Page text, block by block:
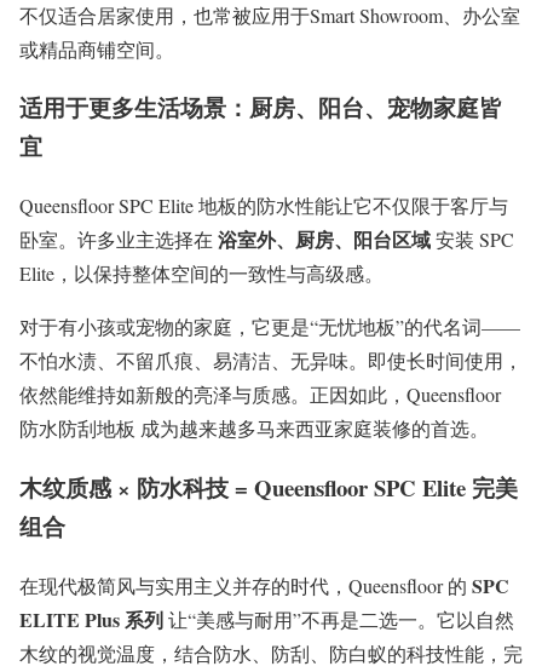
不仅适合居家使用，也常被应用于Smart Showroom、办公室
或精品商铺空间。
适用于更多生活场景：厨房、阳台、宠物家庭皆
宜
Queensfloor SPC Elite 地板的防水性能让它不仅限于客厅与
卧室。许多业主选择在 浴室外、厨房、阳台区域安装 SPC
Elite，以保持整体空间的一致性与高级感。
对于有小孩或宠物的家庭，它更是“无忧地板”的代名词——
不怕水渍、不留爪痕、易清洁、无异味。即使长时间使用，
依然能维持如新般的亮泽与质感。正因如此，Queensfloor
防水防刮地板 成为越来越多马来西亚家庭装修的首选。
木纹质感 × 防水科技 = Queensfloor SPC Elite 完美
组合
在现代极简风与实用主义并存的时代，Queensfloor 的 SPC
ELITE Plus 系列让“美感与耐用”不再是二选一。它以自然
木纹的视觉温度，结合防水、防刮、防白蚁的科技性能，完